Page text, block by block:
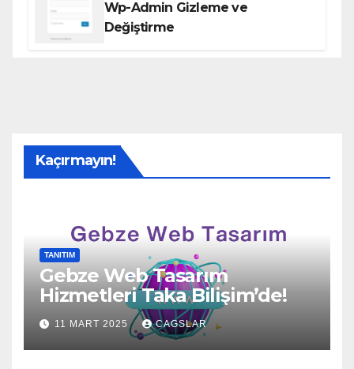
Wp-Admin Gizleme ve
Değiştirme
Kaçırmayın!
TANITIM
Gebze Web Tasarım
Hizmetleri Taka Bilişim’de!
11 MART 2025 CAGSLAR